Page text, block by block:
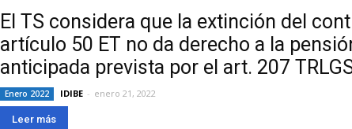
El TS considera que la extinción del
artículo 50 ET no da derecho a la
anticipada prevista por el art. 207
Enero 2022 IDIBE - enero 21, 2022
Leer más